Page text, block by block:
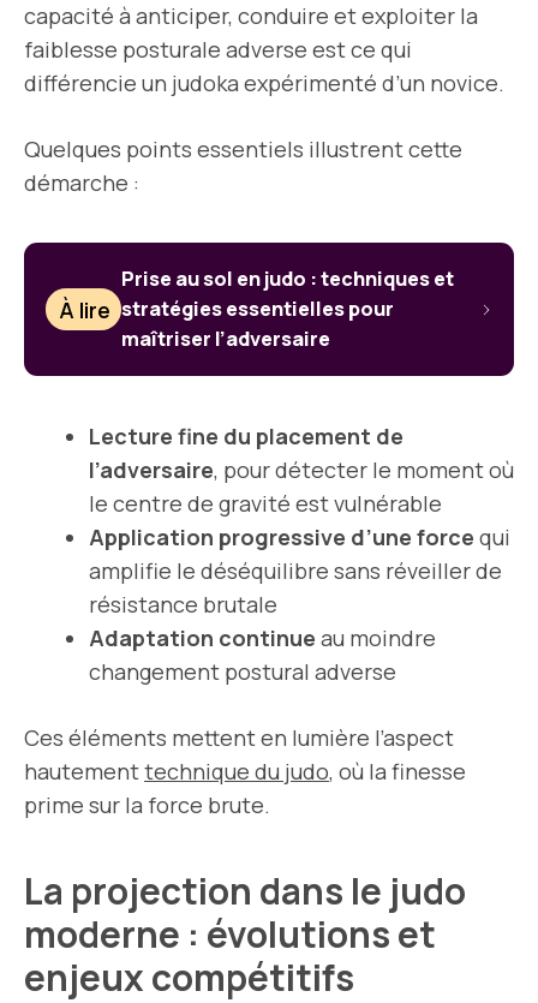
capacité à anticiper, conduire et exploiter la
faiblesse posturale adverse est ce qui
différencie un judoka expérimenté d’un novice.
Quelques points essentiels illustrent cette
démarche :
À lire
Prise au sol en judo : techniques et
stratégies essentielles pour
maîtriser l’adversaire
Lecture fine du placement de
l’adversaire, pour détecter le moment où
le centre de gravité est vulnérable
Application progressive d’une force qui
amplifie le déséquilibre sans réveiller de
résistance brutale
Adaptation continue au moindre
changement postural adverse
Ces éléments mettent en lumière l’aspect
hautementtechnique du judo, où la finesse
prime sur la force brute.
La projection dans le judo
moderne : évolutions et
enjeux compétitifs